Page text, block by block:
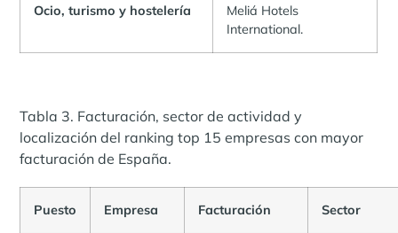
Ocio, turismo y hostelería
Meliá Hotels
International.
Tabla 3. Facturación, sector de actividad y
localización del ranking top 15 empresas con mayor
facturación de España.
Puesto Empresa Facturación Sector